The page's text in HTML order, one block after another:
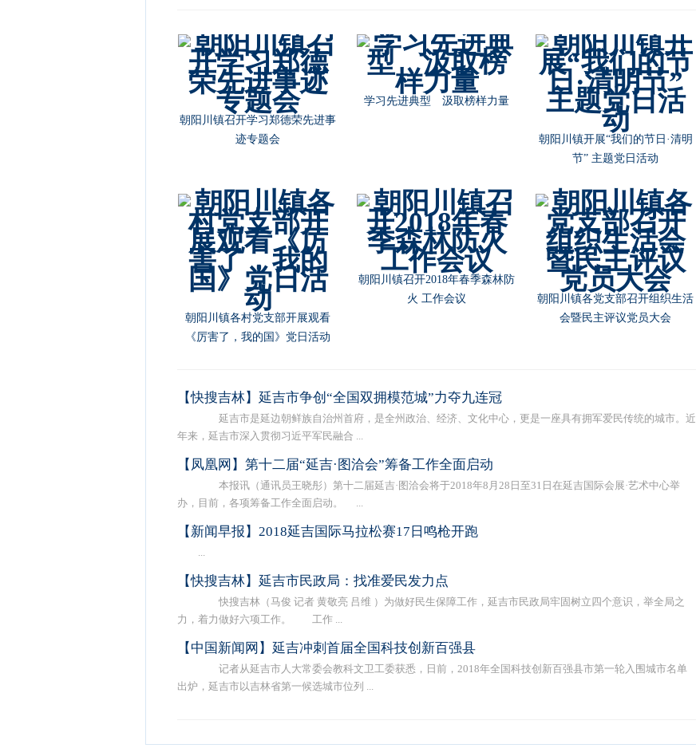
朝阳川镇召开学习郑德荣先进事
迹专题会
学习先进典型 汲取榜样力量
朝阳川镇开展“我们的节日·清明
节” 主题党日活动
朝阳川镇各村党支部开展观看
《厉害了，我的国》党日活动
朝阳川镇召开2018年春季森林防
火 工作会议
朝阳川镇各党支部召开组织生活
会暨民主评议党员大会
【快搜吉林】延吉市争创“全国双拥模范城”力夺九连冠
延吉市是延边朝鲜族自治州首府，是全州政治、经济、文化中心，更是一座具有拥军爱民传统的城市。近
年来，延吉市深入贯彻习近平军民融合 ...
【凤凰网】第十二届“延吉·图洽会”筹备工作全面启动
本报讯（通讯员王晓彤）第十二届延吉·图洽会将于2018年8月28日至31日在延吉国际会展·艺术中心举
办，目前，各项筹备工作全面启动。 ...
【新闻早报】2018延吉国际马拉松赛17日鸣枪开跑
...
【快搜吉林】延吉市民政局：找准爱民发力点
快搜吉林（马俊 记者 黄敬亮 吕维 ）为做好民生保障工作，延吉市民政局牢固树立四个意识，举全局之
力，着力做好六项工作。 工作 ...
【中国新闻网】延吉冲刺首届全国科技创新百强县
记者从延吉市人大常委会教科文卫工委获悉，日前，2018年全国科技创新百强县市第一轮入围城市名单
出炉，延吉市以吉林省第一候选城市位列 ...